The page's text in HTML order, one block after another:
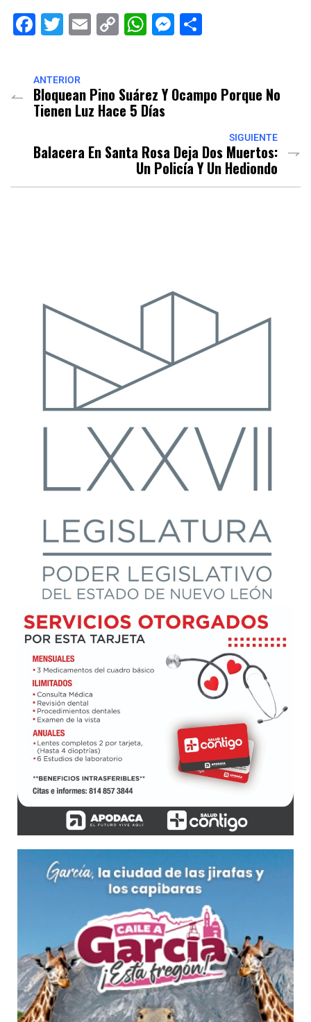
Facebook
Twitter
EmailCopyWhatsApp
Messenger
ANTERIOR
Bloquean Pino Suárez Y Ocampo Porque No
Tienen Luz Hace 5 Días
SIGUIENTE
Balacera En Santa Rosa Deja Dos Muertos:
Un Policía Y Un Hediondo